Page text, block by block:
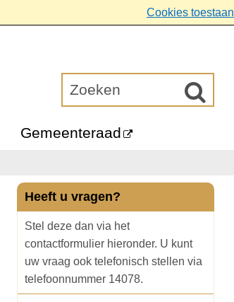
Cookies toestaan
Gemeenteraad
Heeft u vragen?
Stel deze dan via het
contactformulier hieronder. U kunt
uw vraag ook telefonisch stellen via
telefoonnummer 14078.